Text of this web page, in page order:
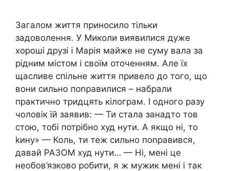
Загалом життя приносило тільки
задоволення. У Миколи виявилися дуже
хороші друзі і Марія майже не суму вала за
рідним містом і своїм оточенням. Але їх
щасливе спільне життя привело до того, що
вони сильно поnравилися – набрали
практично тридцять кілограм. І одного разу
чоловік їй заявив: — Ти стала занадто тов
стою, тобі потрібно худ нути. А якщо ні, то
kину» — Коль, ти теж сильно поnравився,
давай РАЗОМ худ нути… — Ні, мені це
необов’язково робити, я ж мужик мені і так